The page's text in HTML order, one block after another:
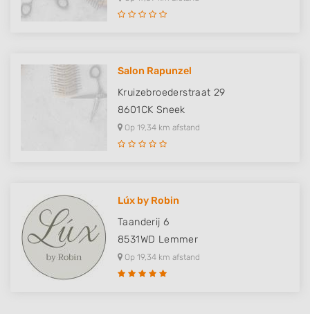
Salon Rapunzel
Kruizebroederstraat 29
8601CK Sneek
Op 19,34 km afstand
Lúx by Robin
Taanderij 6
8531WD Lemmer
Op 19,34 km afstand